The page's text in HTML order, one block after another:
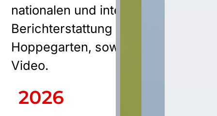
nationalen und internationalen
Berichterstattung über
Hoppegarten, sowohl Print als
Video.
2026